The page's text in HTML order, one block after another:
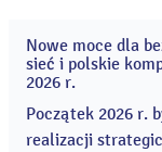
Nowe moce dla
sieć i polskie
2026 r.
Początek 2026 r.
realizacji